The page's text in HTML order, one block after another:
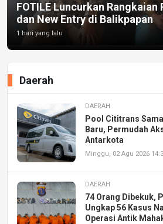
FOTILE Luncurkan
dan New Entry di Balikpapan
1 hari yang lalu
Daerah
DAERAH
Pool Cititrans
Baru, Permudah
Antarkota
Minggu, 02 Agu 2026
DAERAH
74 Orang Dibekuk,
Ungkap 56 Kasus
Operasi Antik